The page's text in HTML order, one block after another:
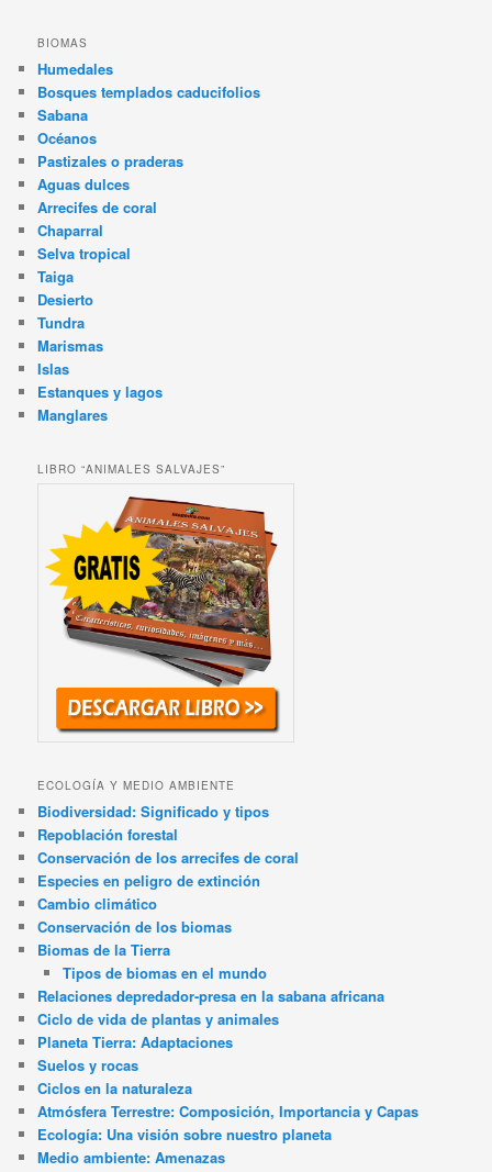
BIOMAS
Humedales
Bosques templados caducifolios
Sabana
Océanos
Pastizales o praderas
Aguas dulces
Arrecifes de coral
Chaparral
Selva tropical
Taiga
Desierto
Tundra
Marismas
Islas
Estanques y lagos
Manglares
LIBRO “ANIMALES SALVAJES”
ECOLOGÍA Y MEDIO AMBIENTE
Biodiversidad: Significado y tipos
Repoblación forestal
Conservación de los arrecifes de coral
Especies en peligro de extinción
Cambio climático
Conservación de los biomas
Biomas de la Tierra
Tipos de biomas en el mundo
Relaciones depredador-presa en la sabana africana
Ciclo de vida de plantas y animales
Planeta Tierra: Adaptaciones
Suelos y rocas
Ciclos en la naturaleza
Atmósfera Terrestre: Composición, Importancia y Capas
Ecología: Una visión sobre nuestro planeta
Medio ambiente: Amenazas